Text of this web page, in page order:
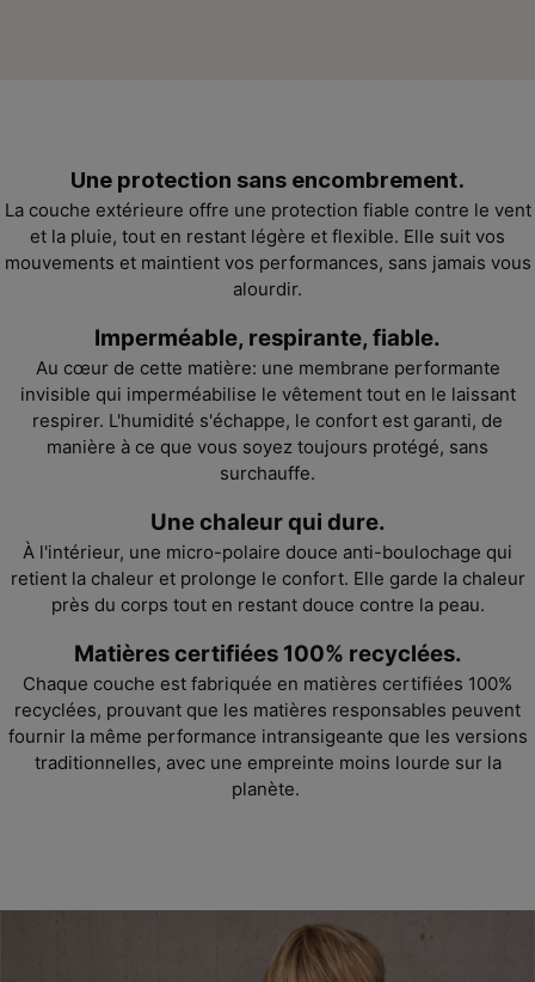
Une protection sans encombrement.
La couche extérieure offre une protection fiable contre le vent
et la pluie, tout en restant légère et flexible. Elle suit vos
mouvements et maintient vos performances, sans jamais vous
alourdir.
Imperméable, respirante, fiable.
Au cœur de cette matière: une membrane performante
invisible qui imperméabilise le vêtement tout en le laissant
respirer. L'humidité s'échappe, le confort est garanti, de
manière à ce que vous soyez toujours protégé, sans
surchauffe.
Une chaleur qui dure.
À l'intérieur, une micro-polaire douce anti-boulochage qui
retient la chaleur et prolonge le confort. Elle garde la chaleur
près du corps tout en restant douce contre la peau.
Matières certifiées 100% recyclées.
Chaque couche est fabriquée en matières certifiées 100%
recyclées, prouvant que les matières responsables peuvent
fournir la même performance intransigeante que les versions
traditionnelles, avec une empreinte moins lourde sur la
planète.